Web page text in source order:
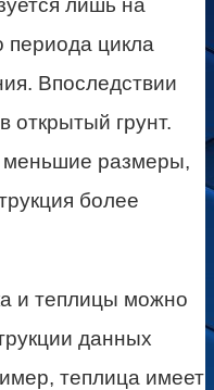
лишь на
периода цикла
Впоследствии
открытый грунт.
меньшие размеры,
более
и теплицы можно
данных
теплица имеет